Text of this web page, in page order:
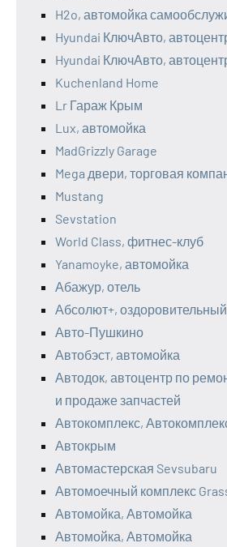
H2o, автомойка
Hyundai КлючАвто,
Hyundai КлючАвто,
Kuchenland Home
Lr Гараж Крым
Lux, автомойка
MadGrizzly Garage
Mega двери, торговая
Mustang
Sevstation
World Class, фитнес-клуб
Yanamoyke, автомойка
Абажур, отель
Абсолют+,
Авто-Пушкино
Автобэст, автомойка
Автодок, автоцентр по
и продаже запчастей
Автокомплекс,
Автокрым
Автомастерская Sevsubaru
Автомоечный комплекс
Автомойка, Автомойка
Автомойка, Автомойка